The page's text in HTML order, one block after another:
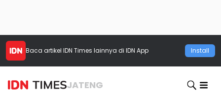
Baca artikel IDN Times lainnya di IDN App Install
JATENG